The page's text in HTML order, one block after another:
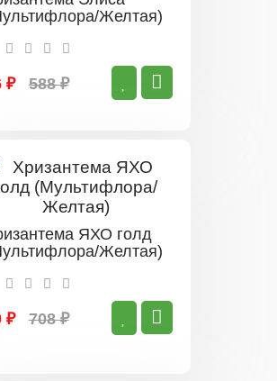
Желтая)
₽ 588 ₽
ЯХО голд
Желтая)
₽ 708 ₽